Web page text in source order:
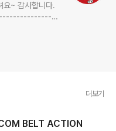
요~ 감사합니다.
---------------
더보기
BELT ACTION